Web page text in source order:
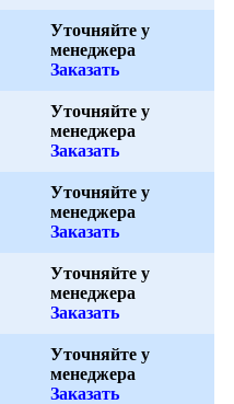
Уточняйте у
менеджера
Заказать
Уточняйте у
менеджера
Заказать
Уточняйте у
менеджера
Заказать
Уточняйте у
менеджера
Заказать
Уточняйте у
менеджера
Заказать